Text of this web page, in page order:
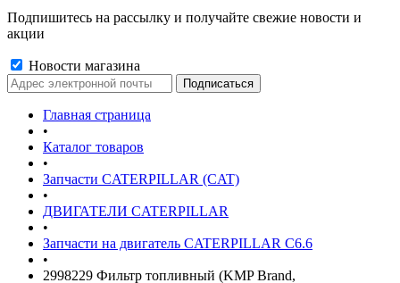
Подпишитесь на рассылку и получайте свежие новости и
акции
Новости магазина
Главная страница
•
Каталог товаров
•
Запчасти CATERPILLAR (CAT)
•
ДВИГАТЕЛИ CATERPILLAR
•
Запчасти на двигатель CATERPILLAR С6.6
•
2998229 Фильтр топливный (KMP Brand,